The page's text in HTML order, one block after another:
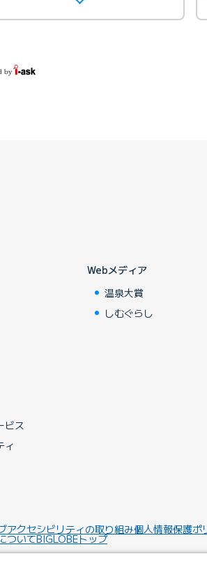
ビス
ィ
Webメディア
温泉大賞
しむぐらし
アクセシビリティの取り組み個人情報保護ポ
ついてBIGLOBEトップ